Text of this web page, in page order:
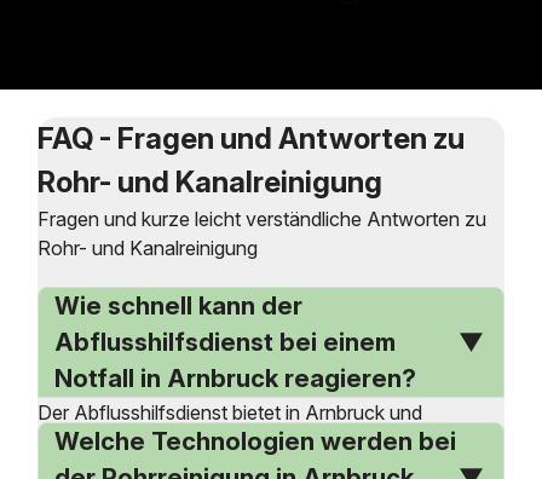
FAQ - Fragen und Antworten zu
Rohr- und Kanalreinigung
Fragen und kurze leicht verständliche Antworten zu
Rohr- und Kanalreinigung
Wie schnell kann der
Abflusshilfsdienst bei einem
Notfall in Arnbruck reagieren?
Der Abflusshilfsdienst bietet in Arnbruck und
Umgebung einen 24-Stunden-Notdienst an. Das
bedeutet, dass sie auch nach Feierabend, am
Welche Technologien werden bei